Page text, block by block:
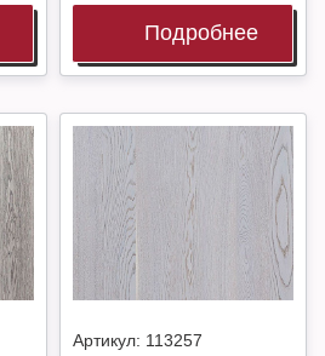
Подробнее
Артикул: 113257